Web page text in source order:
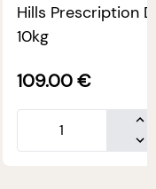
Hills Prescription
10kg
109.00 €